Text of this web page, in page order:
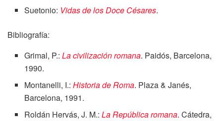
Suetonio: Vidas de los Doce Césares.
Bibliografía:
Grimal, P.:La civilización romana. Paidós, Barcelona,
1990.
Montanelli, I.:Historia de Roma. Plaza & Janés,
Barcelona, 1991.
Roldán Hervás, J. M.:La República romana. Cátedra,